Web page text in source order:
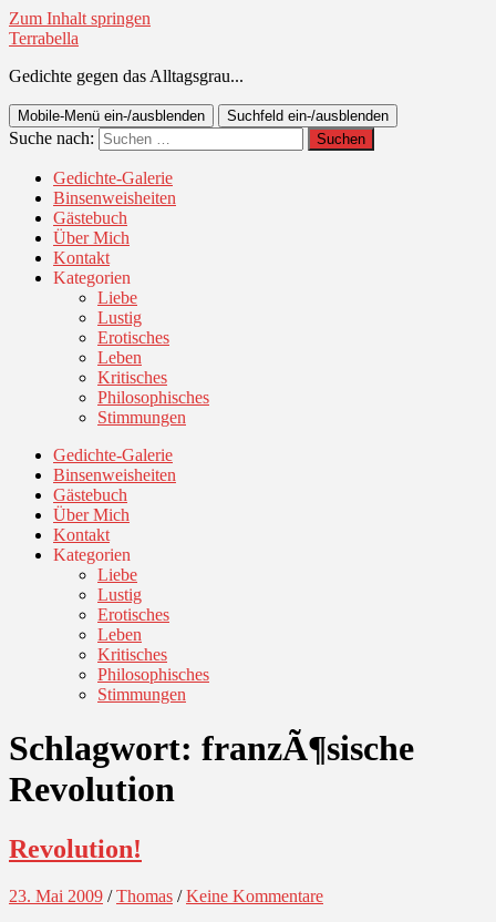
Zum Inhalt springen
Terrabella
Gedichte gegen das Alltagsgrau...
Mobile-Menü ein-/ausblenden Suchfeld ein-/ausblenden
Suche nach:
Gedichte-Galerie
Binsenweisheiten
Gästebuch
Über Mich
Kontakt
Kategorien
Liebe
Lustig
Erotisches
Leben
Kritisches
Philosophisches
Stimmungen
Gedichte-Galerie
Binsenweisheiten
Gästebuch
Über Mich
Kontakt
Kategorien
Liebe
Lustig
Erotisches
Leben
Kritisches
Philosophisches
Stimmungen
Schlagwort: franzÃ¶sische
Revolution
Revolution!
23. Mai 2009 /Thomas /Keine Kommentare